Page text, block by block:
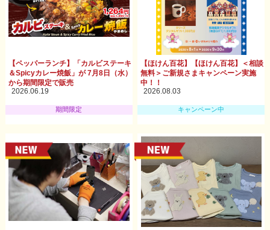
【ペッパーランチ】「カルビステーキ
＆Spicyカレー焼飯」が 7月8日（水）
から期間限定で販売
2026.06.19
期間限定
【ほけん百花】【ほけん百花】＜相談
無料＞ご新規さまキャンペーン実施
中！！
2026.08.03
キャンペーン中